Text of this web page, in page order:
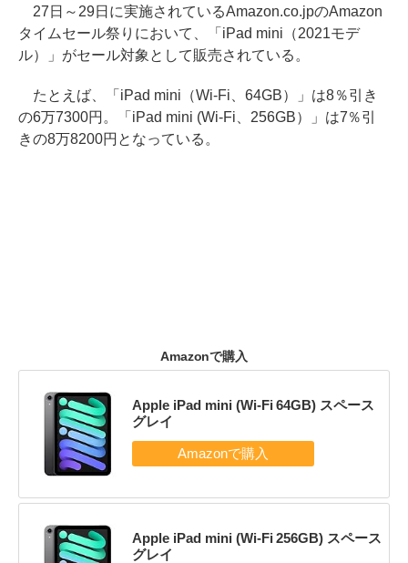
27日～29日に実施されているAmazon.co.jpのAmazon
タイムセール祭りにおいて、「iPad mini（2021モデ
ル）」がセール対象として販売されている。
たとえば、「iPad mini（Wi-Fi、64GB）」は8％引き
の6万7300円。「iPad mini (Wi-Fi、256GB）」は7％引
きの8万8200円となっている。
Amazonで購入
Apple iPad mini (Wi-Fi 64GB) スペース
グレイ
Apple iPad mini (Wi-Fi 256GB) スペース
グレイ